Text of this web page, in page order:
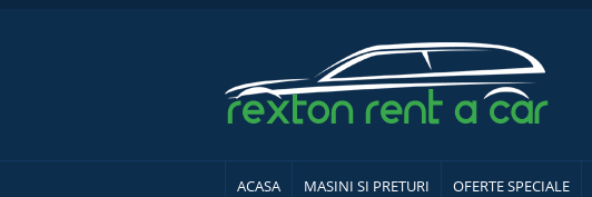
ACASA MASINI SI PRETURI OFERTE SPECIALE